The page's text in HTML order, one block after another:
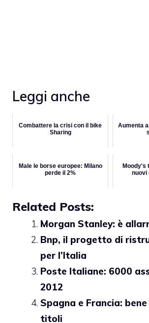
Leggi anche
Combattere la crisi con il bike
Sharing
Aumenta
Male le borse europee: Milano
perde il 2%
Moody's
nuovi
Related Posts:
Morgan Stanley: è
Bnp, il progetto di
per l’Italia
Poste Italiane: 6000
2012
Spagna e Francia:
titoli